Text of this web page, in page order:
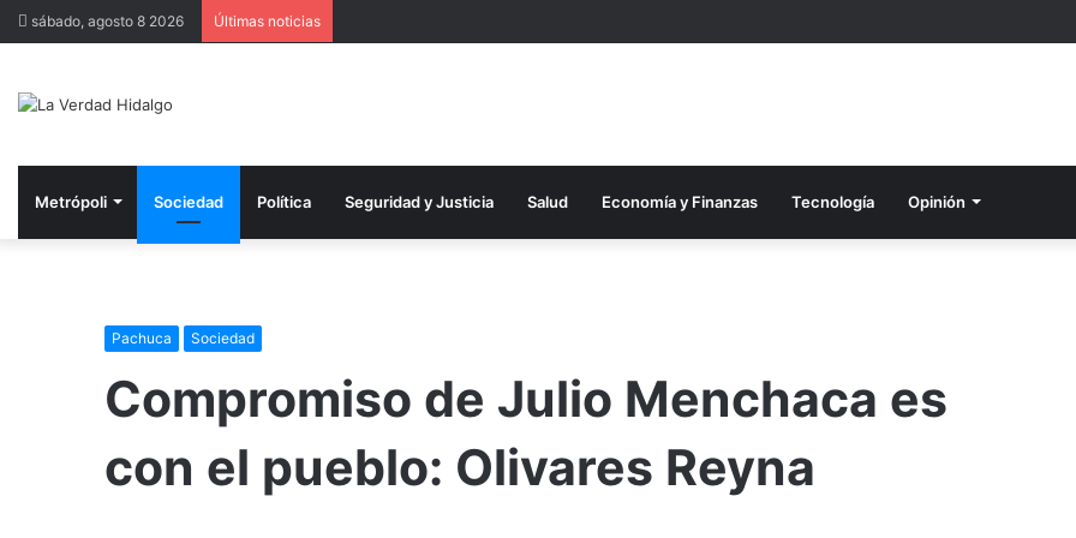
sábado, agosto 8 2026 Últimas noticias
Metrópoli Sociedad Política Seguridad y Justicia Salud Economía y Finanzas Tecnología Opinión
Pachuca Sociedad
Compromiso de Julio Menchaca es
con el pueblo: Olivares Reyna